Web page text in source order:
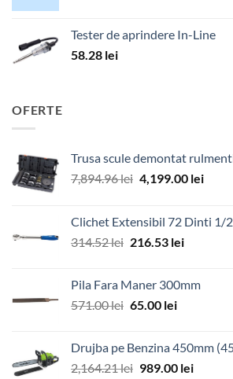
Tester de aprindere In-Line
58.28 lei
OFERTE
Trusa scule demontat
7,894.96lei Prețul
fost:
7,894.96 lei.
4,199.00 leiPrețul
Clichet Extensibil 72 Dinti 1/
314.52lei Prețul
fost:
314.52 lei.
216.53 leiPrețul
216.53 lei.
Pila Fara Maner 300mm
571.00lei Prețul
fost:
571.00 lei.
65.00 leiPrețul
65.00 lei.
Drujba pe Benzina 450mm
2,164.21lei Prețul
989.00 leiPrețul